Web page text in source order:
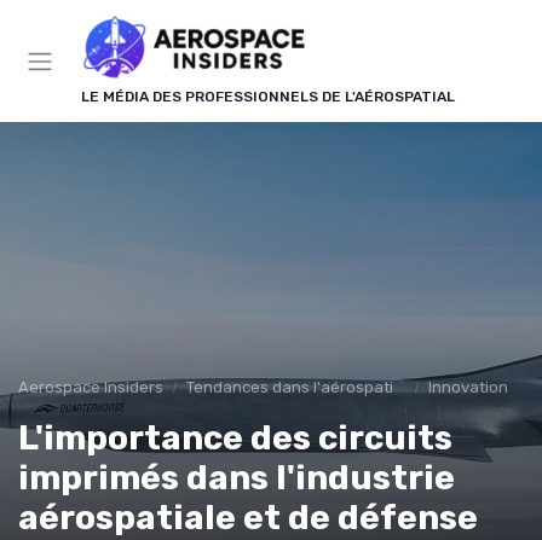
LE MÉDIA DES PROFESSIONNELS DE L'AÉROSPATIAL
Aerospace Insiders Tendances dans l'aérospatial Innovation
L'importance des circuits
imprimés dans l'industrie
aérospatiale et de défense
Panneau de gestion des cookies